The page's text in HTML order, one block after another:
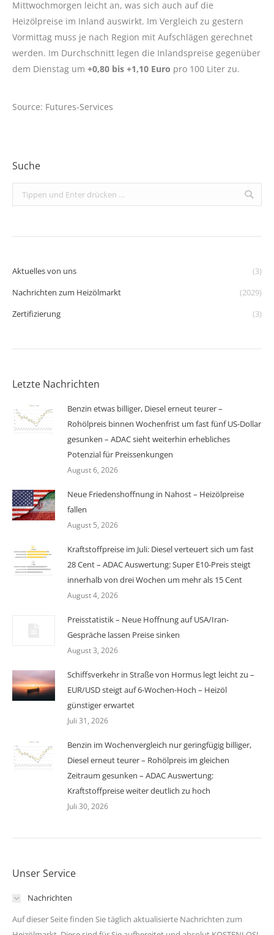
Mittwochmorgen leicht an, was sich auch auf die
Heizölpreise im Inland auswirkt. Im Vergleich zu gestern
Vormittag muss je nach Region mit Aufschlägen gerechnet
werden. Im Durchschnitt legen die Inlandspreise gegenüber
dem Dienstag um +0,80 bis +1,10 Euro pro 100 Liter zu.
Source: Futures-Services
Suche
Search:
Aktuelles von uns
(3)
Nachrichten zum Heizölmarkt
(2029)
Zertifizierung
(3)
Letzte Nachrichten
Benzin etwas billiger, Diesel erneut teurer –
Rohölpreis binnen Wochenfrist um fast fünf US-Dollar
gesunken – ADAC sieht weiterhin erhebliches
Potenzial für Preissenkungen
August 6, 2026
Neue Friedenshoffnung in Nahost – Heizölpreise
fallen
August 5, 2026
Kraftstoffpreise im Juli: Diesel verteuert sich um fast
28 Cent – ADAC Auswertung: Super E10-Preis steigt
innerhalb von drei Wochen um mehr als 15 Cent
August 4, 2026
Preisstatistik – Neue Hoffnung auf USA/Iran-
Gespräche lassen Preise sinken
August 3, 2026
Schiffsverkehr in Straße von Hormus legt leicht zu –
EUR/USD steigt auf 6-Wochen-Hoch – Heizöl
günstiger erwartet
Juli 31, 2026
Benzin im Wochenvergleich nur geringfügig billiger,
Diesel erneut teurer – Rohölpreis im gleichen
Zeitraum gesunken – ADAC Auswertung:
Kraftstoffpreise weiter deutlich zu hoch
Juli 30, 2026
Unser Service
Nachrichten
Auf dieser Seite finden Sie täglich aktualisierte Nachrichten zum